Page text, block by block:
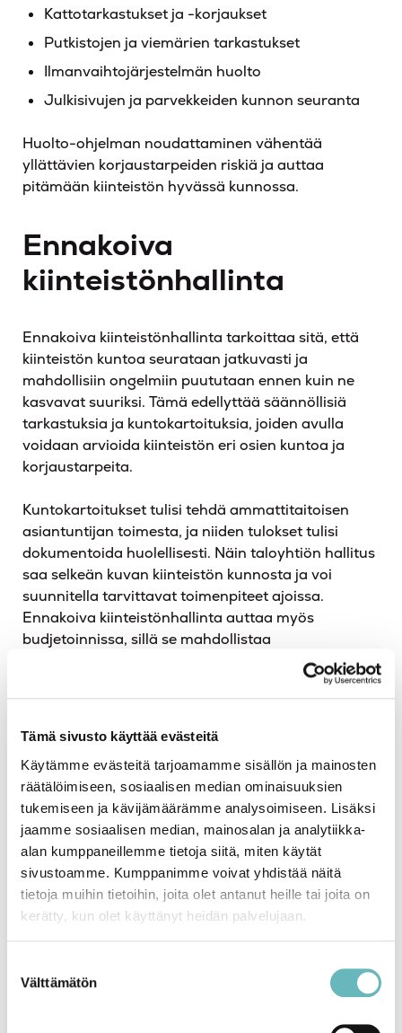
Tämä sivusto käyttää evästeitä
Käytämme evästeitä tarjoamamme sisällön ja mainosten
räätälöimiseen, sosiaalisen median ominaisuuksien
tukemiseen ja kävijämäärämme analysoimiseen. Lisäksi
jaamme sosiaalisen median, mainosalan ja analytiikka-
alan kumppaneillemme tietoja siitä, miten käytät
sivustoamme. Kumppanimme voivat yhdistää näitä
tietoja muihin tietoihin, joita olet antanut heille tai joita on
kerätty, kun olet käyttänyt heidän palvelujaan.
valinta
Välttämätön
Kattotarkastukset ja -korjaukset
Putkistojen ja viemärien tarkastukset
Ilmanvaihtojärjestelmän huolto
Julkisivujen ja parvekkeiden kunnon seuranta
Huolto-ohjelman noudattaminen vähentää
yllättävien korjaustarpeiden riskiä ja auttaa
pitämään kiinteistön hyvässä kunnossa.
Ennakoiva
kiinteistönhallinta
Ennakoiva kiinteistönhallinta tarkoittaa sitä, että
kiinteistön kuntoa seurataan jatkuvasti ja
mahdollisiin ongelmiin puututaan ennen kuin ne
kasvavat suuriksi. Tämä edellyttää säännöllisiä
tarkastuksia ja kuntokartoituksia, joiden avulla
voidaan arvioida kiinteistön eri osien kuntoa ja
korjaustarpeita.
Kuntokartoitukset tulisi tehdä ammattitaitoisen
asiantuntijan toimesta, ja niiden tulokset tulisi
dokumentoida huolellisesti. Näin taloyhtiön hallitus
saa selkeän kuvan kiinteistön kunnosta ja voi
suunnitella tarvittavat toimenpiteet ajoissa.
Ennakoiva kiinteistönhallinta auttaa myös
budjetoinnissa, sillä se mahdollistaa
korjauskustannusten ennakoinnin ja jakamisen
Taloudellinen
suunnittelu ja
budjetointi
Taloudellinen suunnittelu ja budjetointi ovat
keskeisiä tekijöitä korjausvelan ennaltaehkäisyssä.
Taloyhtiön hallituksen tulisi laatia pitkän aikavälin
auttaa varmistamaan, että taloyhtiöllä on